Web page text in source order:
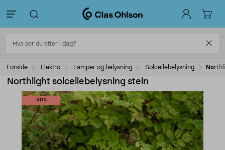
Forside Elektro Lamper og belysning Solcellebelysning
Northlight solcellebelysning stein
-30%